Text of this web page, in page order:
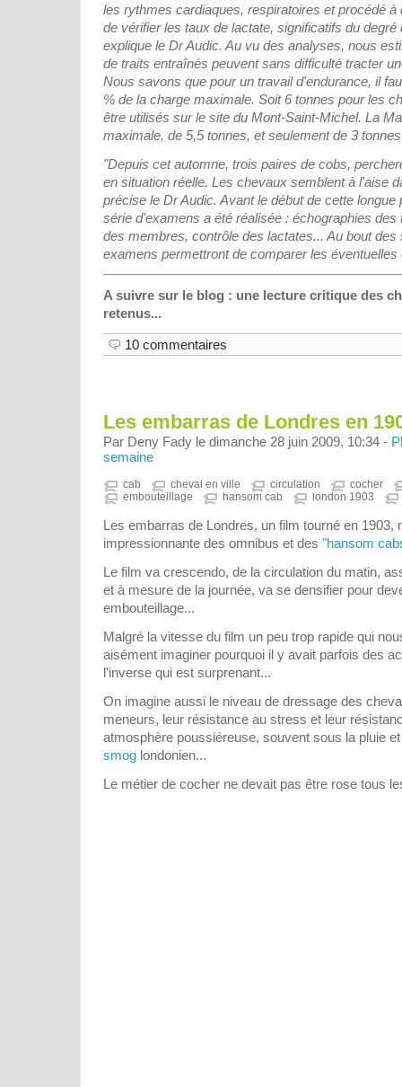
les rythmes cardiaques, respiratoires et procédé à
de vérifier les taux de lactate, significatifs du
explique le Dr Audic. Au vu des analyses, nous
de traits entraînés peuvent sans difficulté tracter
Nous savons que pour un travail d'endurance, il
% de la charge maximale. Soit 6 tonnes pour les
être utilisés sur le site du Mont-Saint-Michel. La
maximale, de 5,5 tonnes, et seulement de 3
"Depuis cet automne, trois paires de cobs,
en situation réelle. Les chevaux semblent à l'aise
précise le Dr Audic. Avant le début de cette longue
série d'examens a été réalisée : échographies des
des membres, contrôle des lactates... Au bout
examens permettront de comparer les éventuelles
A suivre sur le blog : une lecture critique des
retenus...
10 commentaires
Les embarras de Londres en
Par Deny Fady le dimanche 28 juin 2009, 10:34 -
semaine
cab cheval en ville circulation
cocher
embouteillage
hansom cab london 1903
Les embarras de Londres, un film tourné en 1903,
impressionnante des omnibus et des "hansom
Le film va crescendo, de la circulation du matin,
et à mesure de la journée, va se densifier pour
embouteillage...
Malgré la vitesse du film un peu trop rapide qui
aisément imaginer pourquoi il y avait parfois des
l'inverse qui est surprenant...
On imagine aussi le niveau de dressage des
meneurs, leur résistance au stress et leur
atmosphère poussiéreuse, souvent sous la pluie
smog londonien...
Le métier de cocher ne devait pas être rose tous